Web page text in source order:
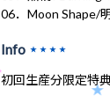
06．Moon Shape/
Info ★★★★
初回生産分限定特